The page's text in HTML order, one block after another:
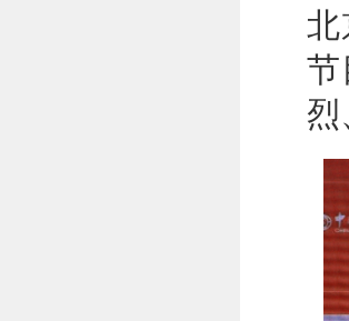
北
节
烈